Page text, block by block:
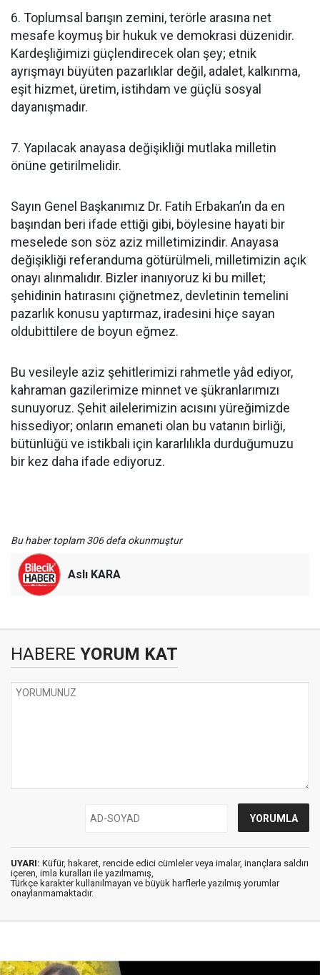
6. Toplumsal barışın zemini, terörle arasına net
mesafe koymuş bir hukuk ve demokrasi düzenidir.
Kardeşliğimizi güçlendirecek olan şey; etnik
ayrışmayı büyüten pazarlıklar değil, adalet, kalkınma,
eşit hizmet, üretim, istihdam ve güçlü sosyal
dayanışmadır.
7. Yapılacak anayasa değişikliği mutlaka milletin
önüne getirilmelidir.
Sayın Genel Başkanımız Dr. Fatih Erbakan’ın da en
başından beri ifade ettiği gibi, böylesine hayati bir
meselede son söz aziz milletimizindir. Anayasa
değişikliği referanduma götürülmeli, milletimizin açık
onayı alınmalıdır. Bizler inanıyoruz ki bu millet;
şehidinin hatırasını çiğnetmez, devletinin temelini
pazarlık konusu yaptırmaz, iradesini hiçe sayan
oldubittilere de boyun eğmez.
Bu vesileyle aziz şehitlerimizi rahmetle yâd ediyor,
kahraman gazilerimize minnet ve şükranlarımızı
sunuyoruz. Şehit ailelerimizin acısını yüreğimizde
hissediyor; onların emaneti olan bu vatanın birliği,
bütünlüğü ve istikbali için kararlılıkla durduğumuzu
bir kez daha ifade ediyoruz.
Bu haber toplam 306 defa okunmuştur
Aslı KARA
HABERE YORUM KAT
UYARI: Küfür, hakaret, rencide edici cümleler veya imalar, inançlara saldırı
içeren, imla kuralları ile yazılmamış,
Türkçe karakter kullanılmayan ve büyük harflerle yazılmış yorumlar
onaylanmamaktadır.